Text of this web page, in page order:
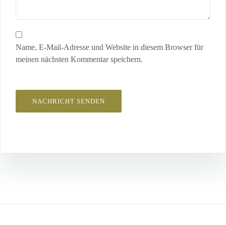
Name, E-Mail-Adresse und Website in diesem Browser für
meinen nächsten Kommentar speichern.